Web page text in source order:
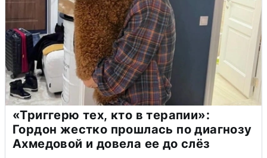
«Триггерю тех, кто в терапии»:
Гордон жестко прошлась по диагнозу
Ахмедовой и довела ее до слёз